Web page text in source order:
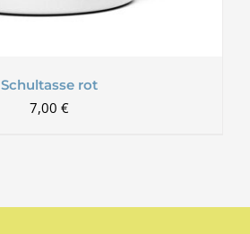
Schultasse rot
7,00 €